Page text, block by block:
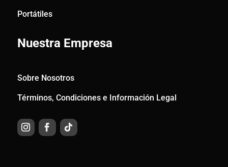
Portátiles
Nuestra Empresa
Sobre Nosotros
Términos, Condiciones e Información Legal